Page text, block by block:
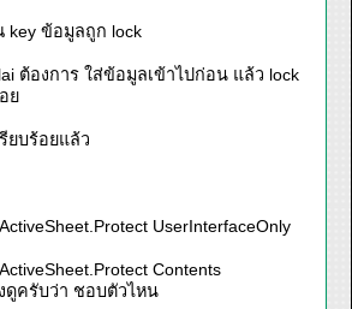
key ข้อมูลถูก lock
ต้องการ ใส่ข้อมูลเข้าไปก่อน แล้ว lock
ย
ยบร้อยแล้ว
UserInterfaceOnly
Contents
ดูครับว่า ชอบตัวไหน